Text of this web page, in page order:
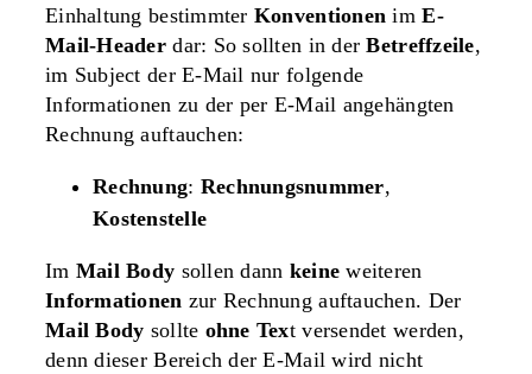
Einhaltung bestimmter KonventionenimE-
Mail-Headerdar: So sollten in derBetreffzeile,
im Subject der E-Mail nur folgende
Informationen zu der per E-Mail angehängten
Rechnung auftauchen:
Rechnung: Rechnungsnummer,
Kostenstelle
Im Mail Body sollen dann keineweiteren
Informationen zur Rechnung auftauchen. Der
Mail Body sollte ohne Text versendet werden,
denn dieser Bereich der E-Mail wird nicht